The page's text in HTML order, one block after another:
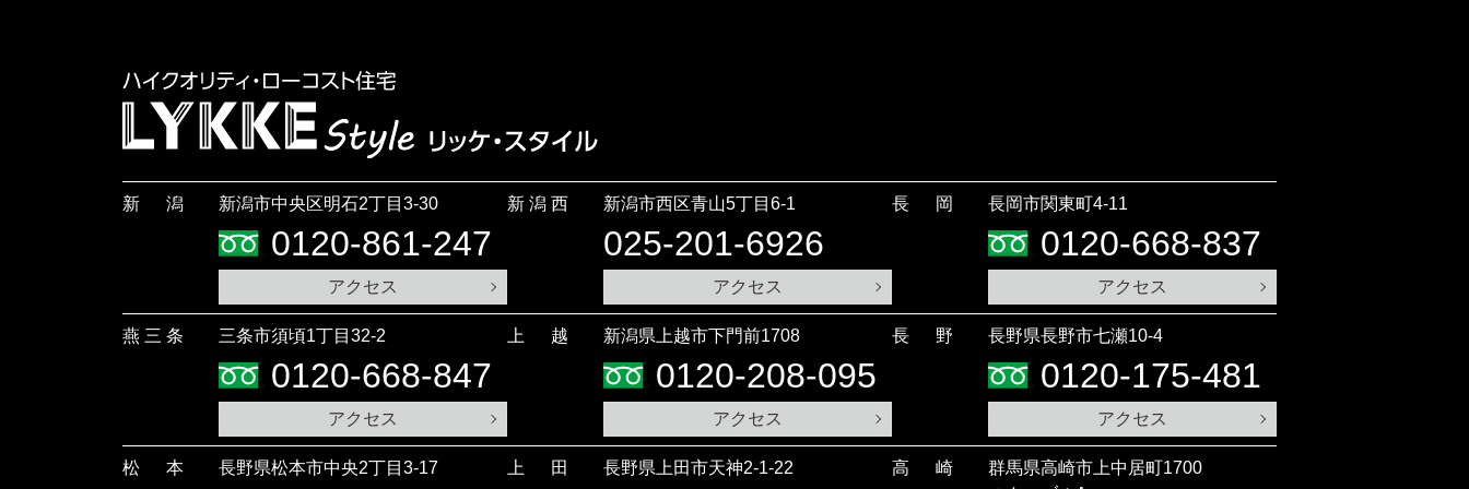
新潟 新潟市中央区明石2丁目3-30
0120-861-247
アクセス
新潟西 新潟市西区青山5丁目6-1
025-201-6926
アクセス
長岡 長岡市関東町4-11
0120-668-837
アクセス
燕三条 三条市須頃1丁目32-2
0120-668-847
アクセス
上越 新潟県上越市下門前1708
0120-208-095
アクセス
長野 長野県長野市七瀬10-4
0120-175-481
アクセス
松本 長野県松本市中央2丁目3-17 上田 長野県上田市天神2-1-22 高崎
群馬県高崎市上中居町1700